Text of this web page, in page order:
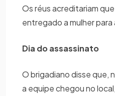
Os réus acreditariam
entregado a mulher para
Dia do assassinato
O brigadiano disse que,
a equipe chegou no